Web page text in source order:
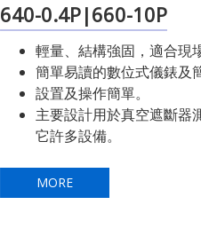
640-0.4P|660-10P
輕量、結構強固，適合現
簡單易讀的數位式儀錶及
設置及操作簡單。
主要設計用於真空遮斷器
它許多設備。
MORE